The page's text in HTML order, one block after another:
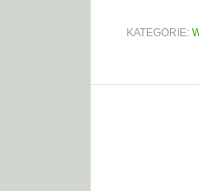
KATEGORIE: